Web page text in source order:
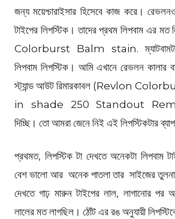
জন্য ময়েশ্চারাইসার হিসেবে কাজ করে।
টাইপের লিপস্টিক। তাদের প্রথম লিপবাম এর
Colorburst Balm stain.
লিপবাম লিপস্টিক। আমি এখানে রেভলন কালার
স্ট্যান্ড আউট রিমারকাবল (Revlon
in shade 250 Standout
দিচ্ছি। তো আমরা জেনে নিই এই লিপস্টিকটার
প্রথমত, লিপস্টিক টা দেখতে অনেকটা লিপবাম
বেশ ভালো আর অনেক পাতলা তার সাইজের
দেখতে গাঢ় মারুন টাইপের লাল, লাগানোর পর
লালের মত লাগছিল। ঠোঁট এর রঙ অনুযায়ী